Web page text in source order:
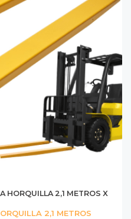
HORQUILLA 2,1 METROS X
2,1 METROS